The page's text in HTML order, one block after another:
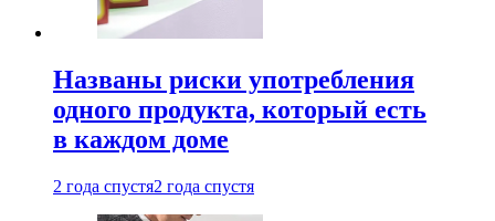
Названы риски употребления
одного продукта, который есть
в каждом доме
2 года спустя2 года спустя